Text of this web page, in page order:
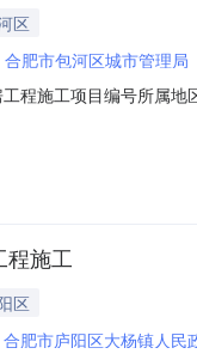
区
合肥市包河区城市管理局
程施工项目编号所属
具体情况公告如下：
施工
区
合肥市庐阳区大杨镇人民